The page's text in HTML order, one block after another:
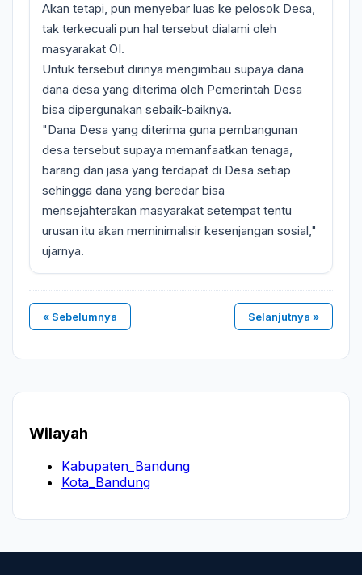
Akan tetapi, pun menyebar luas ke pelosok Desa,
tak terkecuali pun hal tersebut dialami oleh
masyarakat OI.
Untuk tersebut dirinya mengimbau supaya dana
dana desa yang diterima oleh Pemerintah Desa
bisa dipergunakan sebaik-baiknya.
"Dana Desa yang diterima guna pembangunan
desa tersebut supaya memanfaatkan tenaga,
barang dan jasa yang terdapat di Desa setiap
sehingga dana yang beredar bisa
mensejahterakan masyarakat setempat tentu
urusan itu akan meminimalisir kesenjangan sosial,"
ujarnya.
« Sebelumnya Selanjutnya »
Wilayah
Kabupaten_Bandung
Kota_Bandung